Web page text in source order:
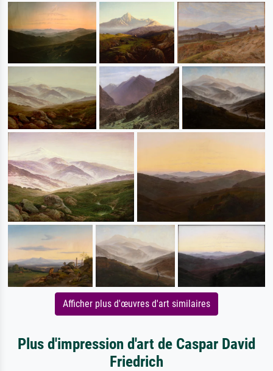
Afficher plus d'œuvres d'art similaires
Plus d'impression d'art de Caspar David
Friedrich